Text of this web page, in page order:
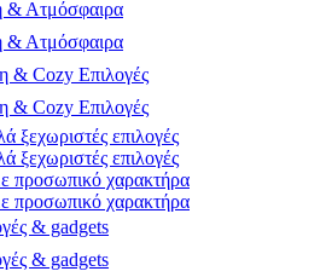
& Ατμόσφαιρα
& Ατμόσφαιρα
& Cozy Επιλογές
& Cozy Επιλογές
ξεχωριστές επιλογές
ξεχωριστές επιλογές
προσωπικό χαρακτήρα
προσωπικό χαρακτήρα
& gadgets
& gadgets